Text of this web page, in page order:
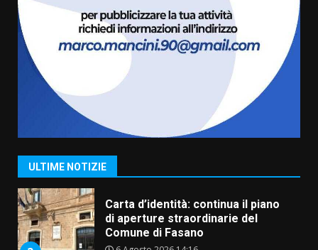
ULTIME NOTIZIE
7
Truffatori in azione nelle
frazioni fasanesi
5 Agosto 2026 11:03
1
Fasanese ferito a colpi di arma
da fuoco
2
di aperture straordinarie del
Comune di Fasano